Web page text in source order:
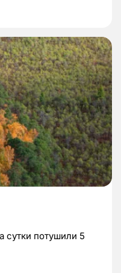
сутки потушили 5